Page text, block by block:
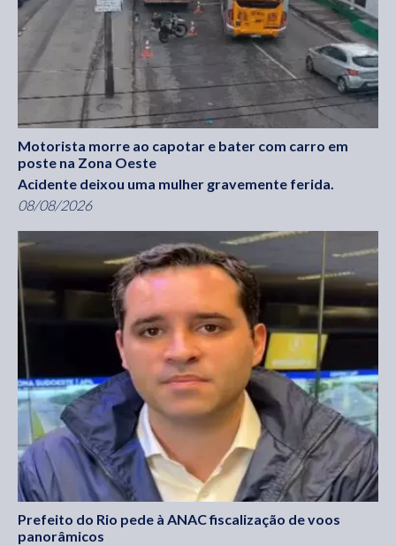
Motorista morre ao capotar e bater com carro em
poste na Zona Oeste
Acidente deixou uma mulher gravemente ferida.
08/08/2026
Prefeito do Rio pede à ANAC fiscalização de voos
panorâmicos